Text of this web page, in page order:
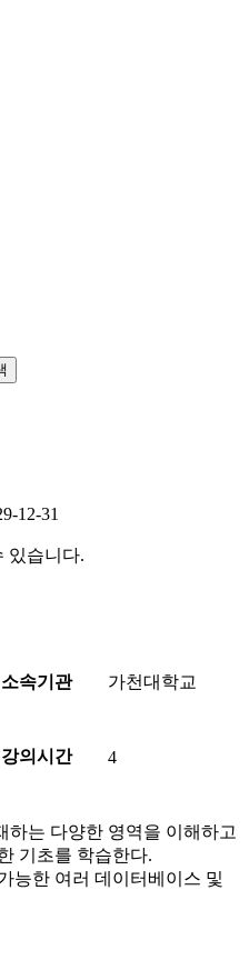
12-31
있습니다.
소속기관 가천대학교
강의시간 4
하는 다양한 영역을 이해하고
기초를 학습한다.
능한 여러 데이터베이스 및